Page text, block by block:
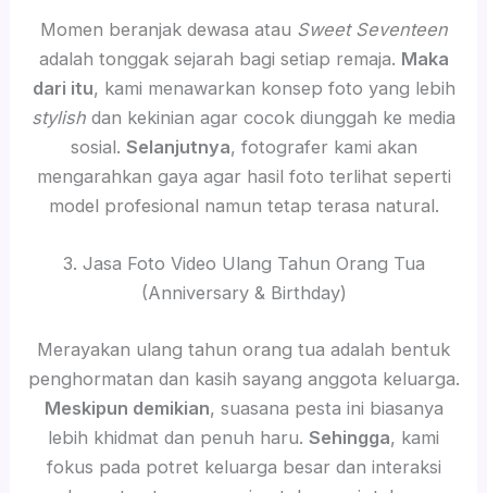
Momen beranjak dewasa atau Sweet Seventeen
adalah tonggak sejarah bagi setiap remaja. Maka
dari itu, kami menawarkan konsep foto yang lebih
stylish dan kekinian agar cocok diunggah ke media
sosial. Selanjutnya, fotografer kami akan
mengarahkan gaya agar hasil foto terlihat seperti
model profesional namun tetap terasa natural.
3. Jasa Foto Video Ulang Tahun Orang Tua
(Anniversary & Birthday)
Merayakan ulang tahun orang tua adalah bentuk
penghormatan dan kasih sayang anggota keluarga.
Meskipun demikian, suasana pesta ini biasanya
lebih khidmat dan penuh haru. Sehingga, kami
fokus pada potret keluarga besar dan interaksi